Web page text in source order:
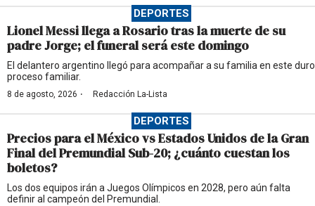
DEPORTES
Lionel Messi llega a Rosario tras la muerte de su
padre Jorge; el funeral será este domingo
El delantero argentino llegó para acompañar a su familia en este duro
proceso familiar.
8 de agosto, 2026 · Redacción La-Lista
DEPORTES
Precios para el México vs Estados Unidos de la Gran
Final del Premundial Sub-20; ¿cuánto cuestan los
boletos?
Los dos equipos irán a Juegos Olímpicos en 2028, pero aún falta
definir al campeón del Premundial.